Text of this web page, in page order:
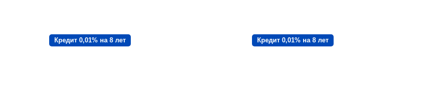
Кредит 0,01% на 8 лет Кредит 0,01% на 8 лет